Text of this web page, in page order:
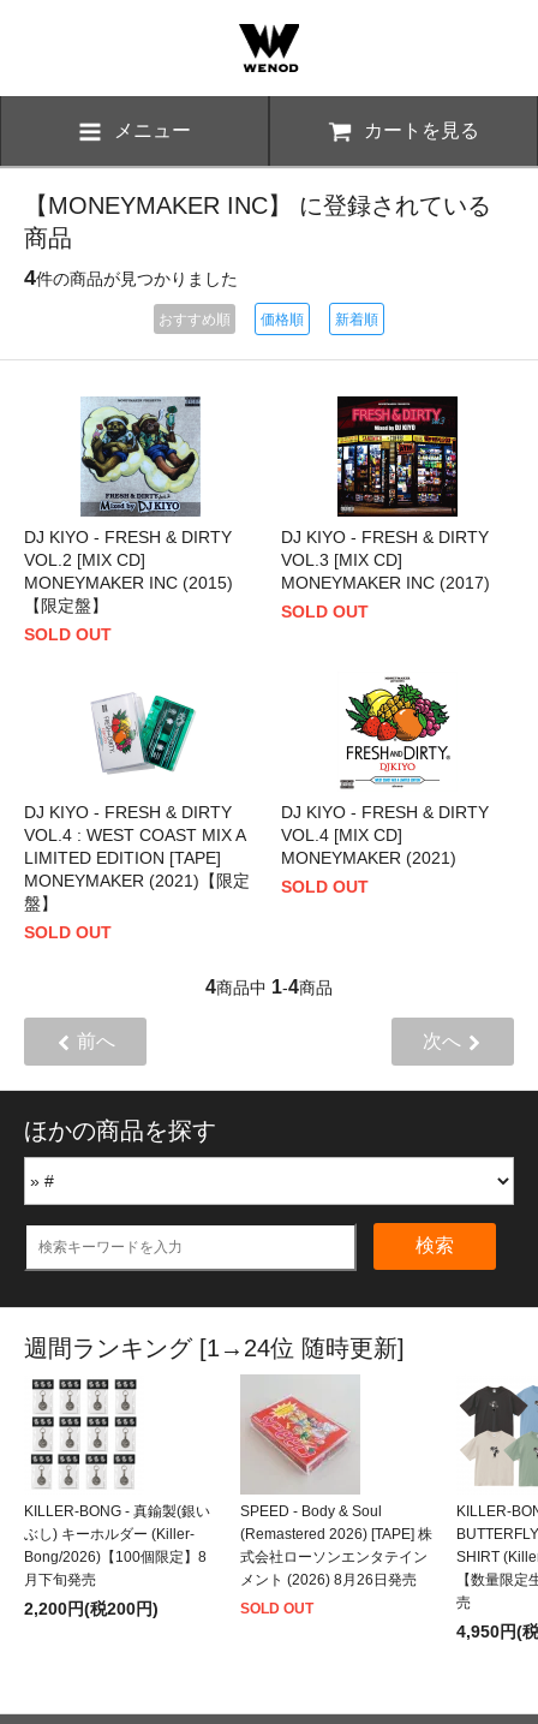
メニュー カートを見る
【MONEYMAKER INC】 に登録されている
商品
4件の商品が見つかりました
おすすめ順 価格順 新着順
DJ KIYO - FRESH & DIRTY
VOL.2 [MIX CD]
MONEYMAKER INC (2015)
【限定盤】
SOLD OUT
DJ KIYO - FRESH & DIRTY
VOL.3 [MIX CD]
MONEYMAKER INC (2017)
SOLD OUT
DJ KIYO - FRESH & DIRTY
VOL.4 : WEST COAST MIX A
LIMITED EDITION [TAPE]
MONEYMAKER (2021)【限定
盤】
SOLD OUT
DJ KIYO - FRESH & DIRTY
VOL.4 [MIX CD]
MONEYMAKER (2021)
SOLD OUT
4商品中 1-4商品
前へ 次へ
ほかの商品を探す
検索
週間ランキング [1→24位 随時更新]
KILLER-BONG - 真鍮製(銀い
ぶし) キーホルダー (Killer-
Bong/2026)【100個限定】8
月下旬発売
2,200円(税200円)
SPEED - Body & Soul
(Remastered 2026) [TAPE] 株
式会社ローソンエンタテイン
メント (2026) 8月26日発売
SOLD OUT
KILLER-
SHIRT
【数量限定
売
4,950円(